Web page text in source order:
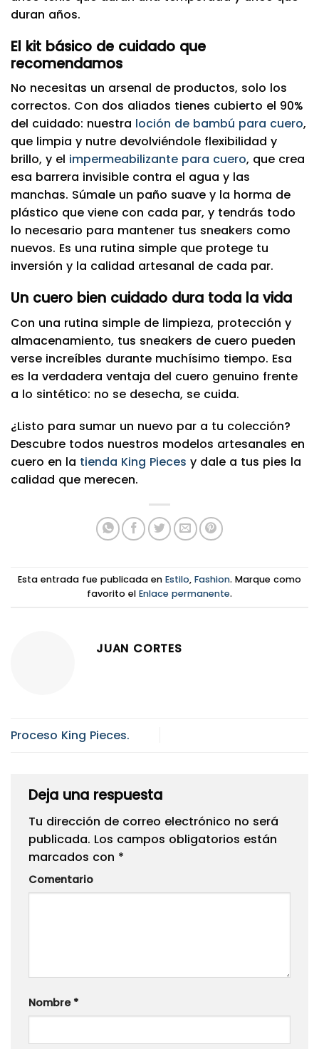
duran años.
El kit básico de cuidado que
recomendamos
No necesitas un arsenal de productos, solo los
correctos. Con dos aliados tienes cubierto el 90%
del cuidado: nuestra loción de bambú para cuero,
que limpia y nutre devolviéndole flexibilidad y
brillo, y el impermeabilizante para cuero, que crea
esa barrera invisible contra el agua y las
manchas. Súmale un paño suave y la horma de
plástico que viene con cada par, y tendrás todo
lo necesario para mantener tus sneakers como
nuevos. Es una rutina simple que protege tu
inversión y la calidad artesanal de cada par.
Un cuero bien cuidado dura toda la vida
Con una rutina simple de limpieza, protección y
almacenamiento, tus sneakers de cuero pueden
verse increíbles durante muchísimo tiempo. Esa
es la verdadera ventaja del cuero genuino frente
a lo sintético: no se desecha, se cuida.
¿Listo para sumar un nuevo par a tu colección?
Descubre todos nuestros modelos artesanales en
cuero en la tienda King Pieces y dale a tus pies la
calidad que merecen.
Esta entrada fue publicada en Estilo, Fashion. Marque como
favorito el Enlace permanente.
JUAN CORTES
Proceso King Pieces.
Deja una respuesta
Tu dirección de correo electrónico no será
publicada. Los campos obligatorios están
marcados con *
Comentario
Nombre *